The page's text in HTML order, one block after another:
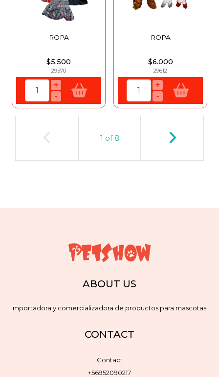
ROPA
$5.500
29570
+
-
ROPA
$6.000
29612
+
-
1 of 8
ABOUT US
Importadora y comercializadora de productos para mascotas.
CONTACT
Contact
+56952090217